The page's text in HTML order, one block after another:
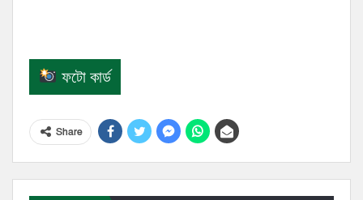
ফটো কার্ড
Share